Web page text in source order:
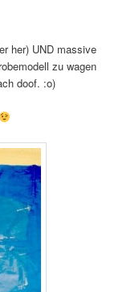
her) UND massive
zu wagen
doof. :o)